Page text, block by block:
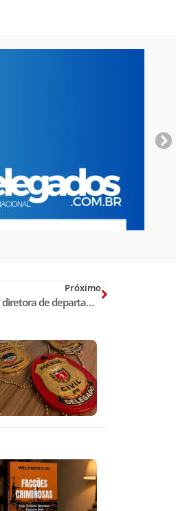
Próximo
Polícia Civil de PE retira diretora de departamento de combate à corrupção. ‘Dever cumprido’, diz Sylvana Lellis